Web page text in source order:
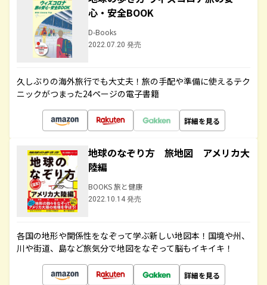
心・安全BOOK
D-Books
2022.07.20 発売
久しぶりの海外旅行でも大丈夫！旅の手配や準備に使えるテク
ニックがつまった24ページの電子書籍
詳細を見る
地球のなぞり方 旅地図 アメリカ大
陸編
BOOKS 旅と健康
2022.10.14 発売
各国の地形や関係性をなぞって学ぶ新しい地図本！国境や州、
川や街道、島など旅気分で地図をなぞって脳もイキイキ！
詳細を見る